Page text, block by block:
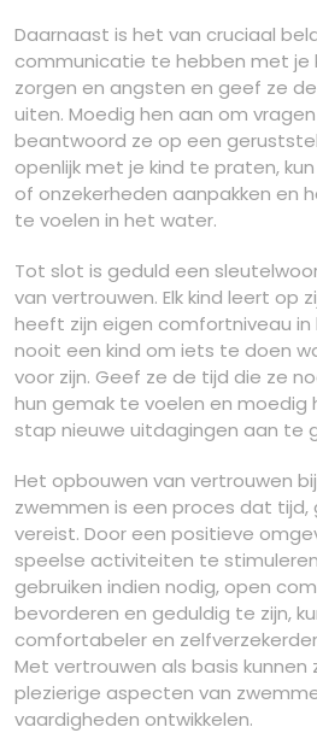
Daarnaast is het van cruciaal
communicatie te hebben met je
zorgen en angsten en geef ze
uiten. Moedig hen aan om
beantwoord ze op een
openlijk met je kind te praten,
of onzekerheden aanpakken en
te voelen in het water.
Tot slot is geduld een
van vertrouwen. Elk kind leert op
heeft zijn eigen comfortniveau in
nooit een kind om iets te doen
voor zijn. Geef ze de tijd die ze
hun gemak te voelen en moedig
stap nieuwe uitdagingen aan te
Het opbouwen van vertrouwen
zwemmen is een proces dat
vereist. Door een positieve
speelse activiteiten te
gebruiken indien nodig, open
bevorderen en geduldig te zijn,
comfortabeler en
Met vertrouwen als basis kunnen
plezierige aspecten van
vaardigheden ontwikkelen.